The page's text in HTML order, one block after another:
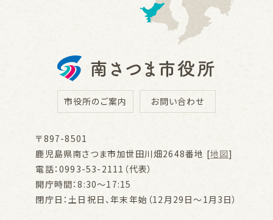
市役所のご案内 お問い合わせ
〒897-8501
鹿児島県南さつま市加世田川畑2648番地 [地図]
電話：0993-53-2111（代表）
開庁時間：8:30～17:15
閉庁日：土日祝日、年末年始（12月29日～1月3日）